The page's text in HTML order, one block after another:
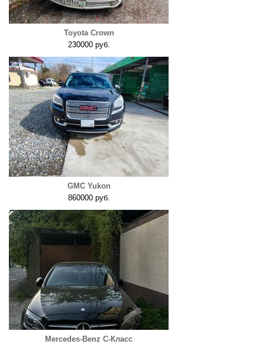
Toyota Crown
230000 руб.
GMC Yukon
860000 руб.
Mercedes-Benz C-Класс